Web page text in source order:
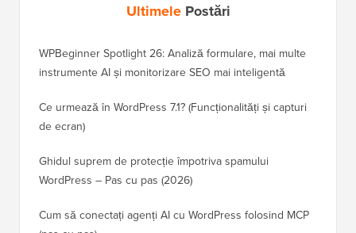
UltimelePostări
WPBeginner Spotlight 26: Analiză formulare, mai multe
instrumente AI și monitorizare SEO mai inteligentă
Ce urmează în WordPress 7.1? (Funcționalități și capturi
de ecran)
Ghidul suprem de protecție împotriva spamului
WordPress – Pas cu pas (2026)
Cum să conectați agenți AI cu WordPress folosind MCP